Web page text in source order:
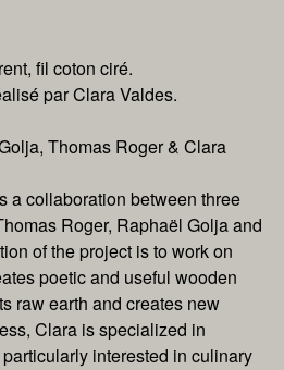
fil coton ciré.
par Clara Valdes.
Thomas Roger & Clara
a collaboration between three
Roger, Raphaël Golja and
of the project is to work on
poetic and useful wooden
raw earth and creates new
Clara is specialized in
interested in culinary